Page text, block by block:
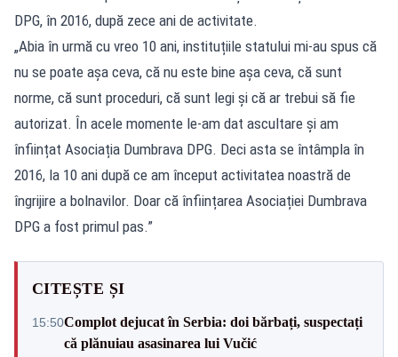
DPG, în 2016, după zece ani de activitate.
„Abia în urmă cu vreo 10 ani, instituțiile statului mi-au spus că
nu se poate așa ceva, că nu este bine așa ceva, că sunt
norme, că sunt proceduri, că sunt legi și că ar trebui să fie
autorizat. În acele momente le-am dat ascultare și am
înființat Asociația Dumbrava DPG. Deci asta se întâmpla în
2016, la 10 ani după ce am început activitatea noastră de
îngrijire a bolnavilor. Doar că înființarea Asociației Dumbrava
DPG a fost primul pas.”
CITEȘTE ȘI
15:50Complot dejucat în Serbia: doi bărbați, suspectați
că plănuiau asasinarea lui Vučić